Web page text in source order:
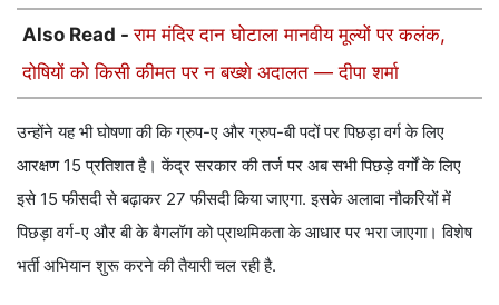
Also Read -राम मंदिर दान घोटाला मानवीय मूल्यों पर कलंक,
दोषियों को किसी कीमत पर न बख्शे अदालत — दीपा शर्मा
उन्होंने यह भी घोषणा की कि ग्रुप-ए और ग्रुप-बी पदों पर पिछड़ा वर्ग के लिए
आरक्षण 15 प्रतिशत है। केंद्र सरकार की तर्ज पर अब सभी पिछड़े वर्गों के लिए
इसे 15 फीसदी से बढ़ाकर 27 फीसदी किया जाएगा. इसके अलावा नौकरियों में
पिछड़ा वर्ग-ए और बी के बैगलॉग को प्राथमिकता के आधार पर भरा जाएगा। विशेष
भर्ती अभियान शुरू करने की तैयारी चल रही है.